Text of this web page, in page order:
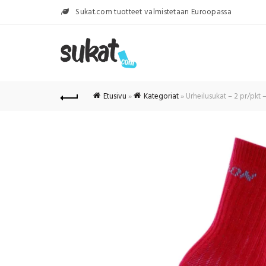
Sukat.com tuotteet valmistetaan Euroopassa
Etusivu » Kategoriat»Urheilusukat – 2 pr/pkt